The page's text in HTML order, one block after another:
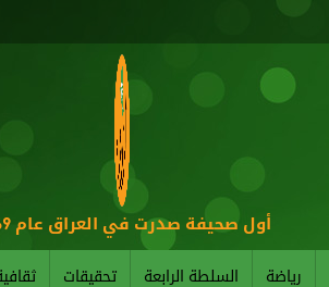
أول صحيفة صدرت في العراق عام 1869 م
رياضة السلطة الرابعة تحقيقات